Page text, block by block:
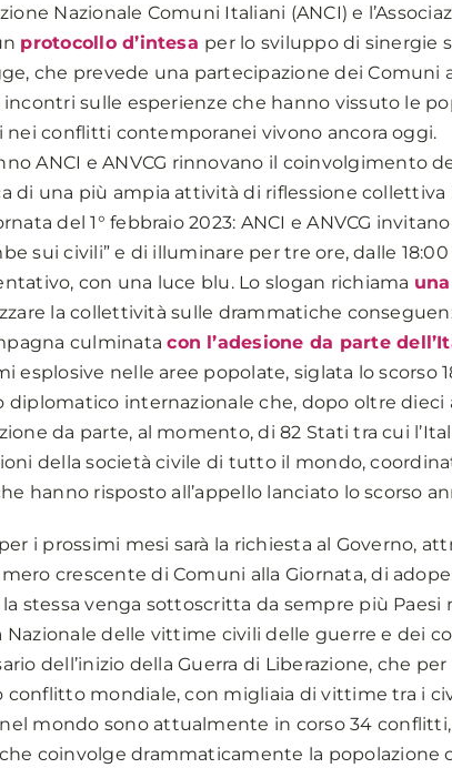
Nazionale Comuni Italiani (ANCI) e
protocollo d’intesa per lo sviluppo di sinergie
che prevede una partecipazione dei Comuni
sulle esperienze che hanno vissuto le
nei conflitti contemporanei vivono ancora oggi.
ANCI e ANVCG rinnovano il coinvolgimento
di una più ampia attività di riflessione collettiva
del 1° febbraio 2023: ANCI e ANVCG
sui civili” e di illuminare per tre ore, dalle
con una luce blu. Lo slogan richiama
la collettività sulle drammatiche
culminatacon l’adesione da parte
esplosive nelle aree popolate, siglata lo
diplomatico internazionale che, dopo oltre
da parte, al momento, di 82 Stati tra cui
della società civile di tutto il mondo,
hanno risposto all’appello lanciato lo scorso
i prossimi mesi sarà la richiesta al Governo,
crescente di Comuni alla Giornata, di
stessa venga sottoscritta da sempre più
Nazionale delle vittime civili delle guerre e dei
dell’inizio della Guerra di Liberazione, che
conflitto mondiale, con migliaia di vittime tra i
mondo sono attualmente in corso 34
coinvolge drammaticamente la popolazione